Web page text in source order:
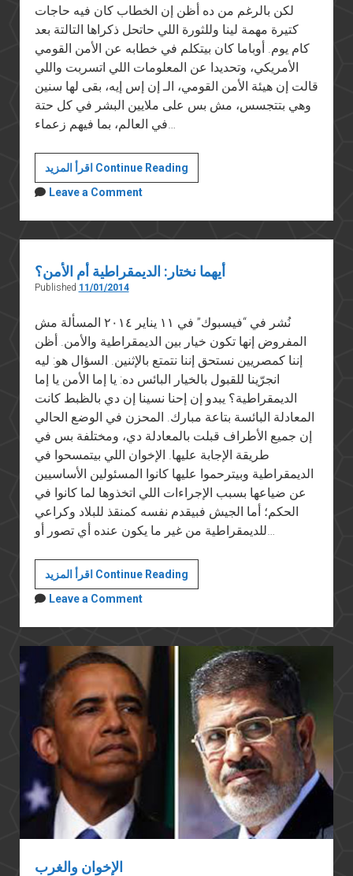
لكن بالرغم من ده أظن إن الخطاب كان فيه حاجات
كتيرة مهمة لينا وللثورة اللي حاتحل ذكراها التالتة بعد
كام يوم. أوباما كان بيتكلم في خطابه عن الأمن القومي
الأمريكي، وتحديدا عن المعلومات اللي اتسربت واللي
قالت إن هيئة الأمن القومي، الـ إن إس إيه، بقى لها سنين
وهي بتتجسس، مش بس على ملايين البشر في كل حتة
في العالم، بما فيهم زعماء…
اقرأ المزيد Continue Readingخواطر
بالعامية:
الاستقرار
Leave a Comment
أيهما نختار: الديمقراطية أم الأمن؟
Published 11/01/2014
نُشر في “فيسبوك” في ١١ يناير ٢٠١٤ المسألة مش
المفروض إنها تكون خيار بين الديمقراطية والأمن. أظن
إننا كمصريين نستحق إننا نتمتع بالإثنين. السؤال هو: ليه
انجرّينا للقبول بالخيار البائس ده: يا إما الأمن يا إما
الديمقراطية؟ يبدو إن إحنا نسينا إن دي بالظبط كانت
المعادلة البائسة بتاعة مبارك. المحزن في الوضع الحالي
إن جميع الأطراف قبلت بالمعادلة دي، ومختلفة بس في
طريقة الإجابة عليها. الإخوان اللي بيتمسحوا في
الديمقراطية وبيترحموا عليها كانوا المسئولين الأساسيين
عن ضياعها بسبب الإجراءات اللي اتخذوها لما كانوا في
الحكم؛ أما الجيش فبيقدم نفسه كمنقذ للبلاد وكراعي
للديمقراطية من غير ما يكون عنده أي تصور أو…
اقرأ المزيد Continue Readingأيهما
نختار:
أم
الأمن؟
Leave a Comment
الإخوان والغرب